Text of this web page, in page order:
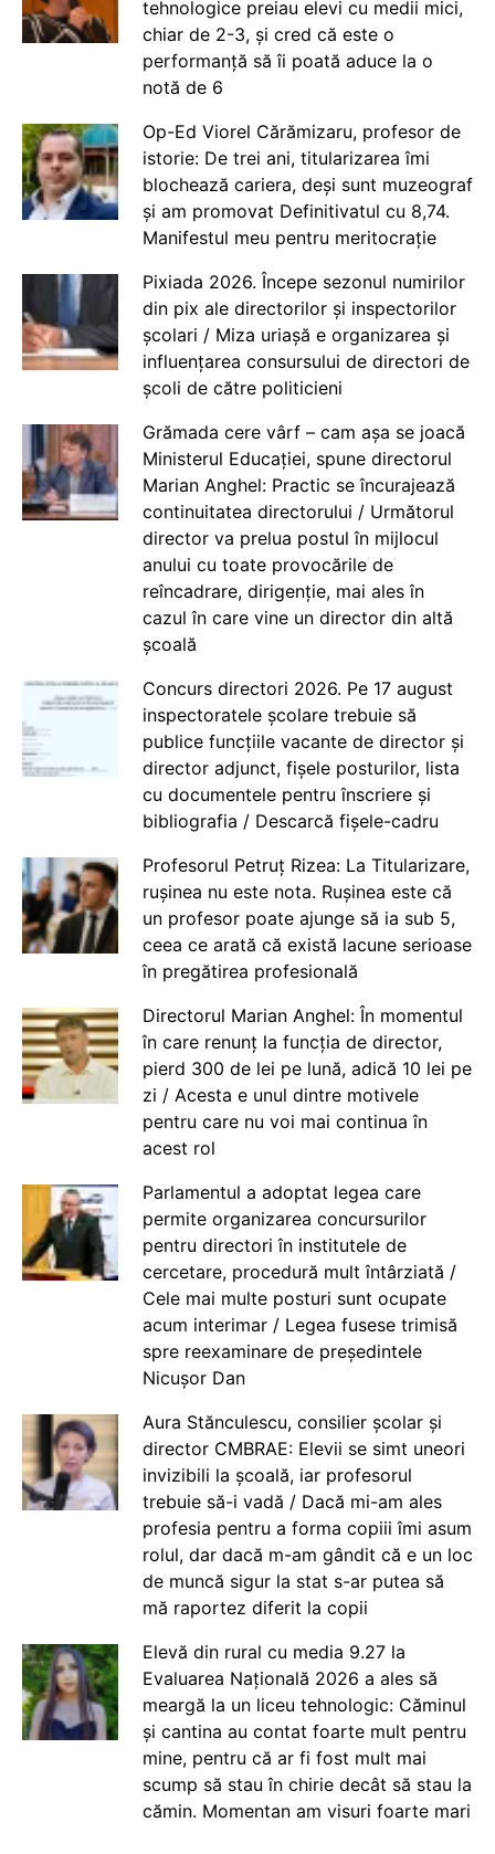
tehnologice preiau elevi cu medii mici,
chiar de 2-3, și cred că este o
performanță să îi poată aduce la o
notă de 6
Op-Ed Viorel Cărămizaru, profesor de
istorie: De trei ani, titularizarea îmi
blochează cariera, deși sunt muzeograf
și am promovat Definitivatul cu 8,74.
Manifestul meu pentru meritocrație
Pixiada 2026. Începe sezonul numirilor
din pix ale directorilor și inspectorilor
școlari / Miza uriașă e organizarea și
influențarea consursului de directori de
școli de către politicieni
Grămada cere vârf – cam așa se joacă
Ministerul Educației, spune directorul
Marian Anghel: Practic se încurajează
continuitatea directorului / Următorul
director va prelua postul în mijlocul
anului cu toate provocările de
reîncadrare, dirigenție, mai ales în
cazul în care vine un director din altă
școală
Concurs directori 2026. Pe 17 august
inspectoratele școlare trebuie să
publice funcțiile vacante de director și
director adjunct, fișele posturilor, lista
cu documentele pentru înscriere și
bibliografia / Descarcă fișele-cadru
Profesorul Petruț Rizea: La Titularizare,
rușinea nu este nota. Rușinea este că
un profesor poate ajunge să ia sub 5,
ceea ce arată că există lacune serioase
în pregătirea profesională
Directorul Marian Anghel: În momentul
în care renunț la funcția de director,
pierd 300 de lei pe lună, adică 10 lei pe
zi / Acesta e unul dintre motivele
pentru care nu voi mai continua în
acest rol
Parlamentul a adoptat legea care
permite organizarea concursurilor
pentru directori în institutele de
cercetare, procedură mult întârziată /
Cele mai multe posturi sunt ocupate
acum interimar / Legea fusese trimisă
spre reexaminare de președintele
Nicușor Dan
Aura Stănculescu, consilier școlar și
director CMBRAE: Elevii se simt uneori
invizibili la școală, iar profesorul
trebuie să-i vadă / Dacă mi-am ales
profesia pentru a forma copiii îmi asum
rolul, dar dacă m-am gândit că e un loc
de muncă sigur la stat s-ar putea să
mă raportez diferit la copii
Elevă din rural cu media 9.27 la
Evaluarea Națională 2026 a ales să
meargă la un liceu tehnologic: Căminul
și cantina au contat foarte mult pentru
mine, pentru că ar fi fost mult mai
scump să stau în chirie decât să stau la
cămin. Momentan am visuri foarte mari